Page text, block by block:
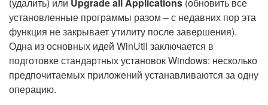
установленные программы разом – с недавних пор эта
функция не закрывает утилиту после завершения).
Одна из основных идей WinUtil заключается в
подготовке стандартных установок Windows: несколько
предпочитаемых приложений устанавливаются за одну
операцию.